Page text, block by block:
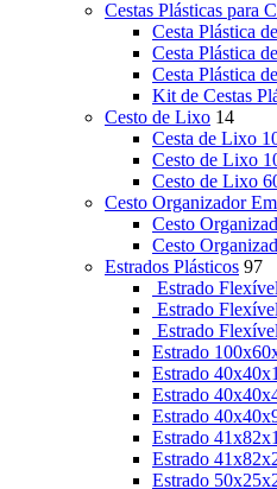
Cestas Plásticas para
Cesta Plástica
Cesta Plástica
Cesta Plástica
Kit de Cestas
Cesto de Lixo 14
Cesta de Lixo
Cesto de Lixo
Cesto de Lixo
Cesto Organizador
Cesto
Cesto
Estrados Plásticos 97
Estrado
Estrado
Estrado
Estrado
Estrado
Estrado
Estrado
Estrado
Estrado
Estrado